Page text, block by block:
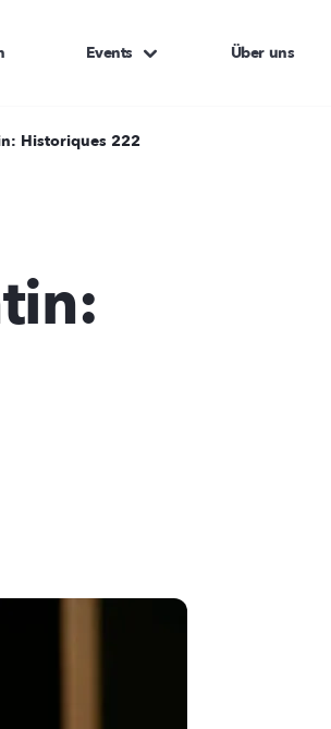
Events Über uns
Historiques 222